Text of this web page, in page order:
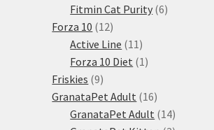
Fitmin Cat Purity 66
Forza 10 1212
produktů
Active Line 11 11
produktů
Forza 10 Diet 1 1
Friskies 99
produktů
GranataPet Adult 1616
produktů
GranataPet Adult 1414